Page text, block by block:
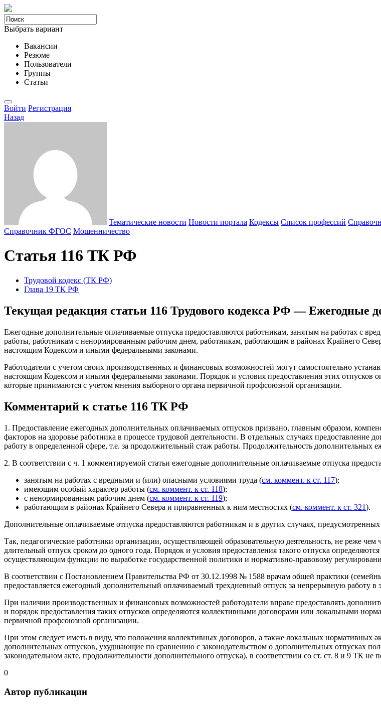
Выбрать вариант
Вакансии
Резюме
Пользователи
Группы
Статьи
Войти Регистрация
Назад
Тематические новости Новости портала Кодексы Cписок профессий
Справочник ФГОС Мошенничество
Статья 116 ТК РФ
Трудовой кодекс (ТК РФ)
Глава 19 ТК РФ
Текущая редакция статьи 116 Трудового кодекса РФ — Ежегодные
Ежегодные дополнительные оплачиваемые отпуска предоставляются работникам, занятым на работах с
работы, работникам с ненормированным рабочим днем, работникам, работающим в районах Крайнего
настоящим Кодексом и иными федеральными законами.
Работодатели с учетом своих производственных и финансовых возможностей могут самостоятельно
настоящим Кодексом и иными федеральными законами. Порядок и условия предоставления этих
которые принимаются с учетом мнения выборного органа первичной профсоюзной организации.
Комментарий к статье 116 ТК РФ
1. Предоставление ежегодных дополнительных оплачиваемых отпусков призвано, главным образом,
факторов на здоровье работника в процессе трудовой деятельности. В отдельных случаях
работу в определенной сфере, т.е. за продолжительный стаж работы. Продолжительность дополнительных
2. В соответствии с ч. 1 комментируемой статьи ежегодные дополнительные оплачиваемые отпуска
занятым на работах с вредными и (или) опасными условиями труда (см. коммент. к ст. 117);
имеющим особый характер работы (см. коммент. к ст. 118);
с ненормированным рабочим днем (см. коммент. к ст. 119);
работающим в районах Крайнего Севера и приравненных к ним местностях (см. коммент. к ст. 321).
Дополнительные оплачиваемые отпуска предоставляются работникам и в других случаях,
Так, педагогические работники организации, осуществляющей образовательную деятельность, не реже
длительный отпуск сроком до одного года. Порядок и условия предоставления такого отпуска
осуществляющим функции по выработке государственной политики и нормативно-правовому
В соответствии с Постановлением Правительства РФ от 30.12.1998 № 1588 врачам общей практики
предоставляется ежегодный дополнительный оплачиваемый трехдневный отпуск за непрерывную работу в
При наличии производственных и финансовых возможностей работодатели вправе предоставлять
и порядок предоставления таких отпусков определяются коллективными договорами или локальными
первичной профсоюзной организации.
При этом следует иметь в виду, что положения коллективных договоров, а также локальных нормативных
дополнительных отпусков, ухудшающие по сравнению с законодательством о дополнительных отпусках
законодательном акте, продолжительности дополнительного отпуска), в соответствии со ст. ст. 8 и 9 ТК
0
Автор публикации